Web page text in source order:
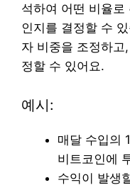
석하여 어떤 비율로
인지를 결정할 수
자 비중을 조정하
정할 수 있어요.
예시:
매달 수입의
비트코인에
수익이 발생